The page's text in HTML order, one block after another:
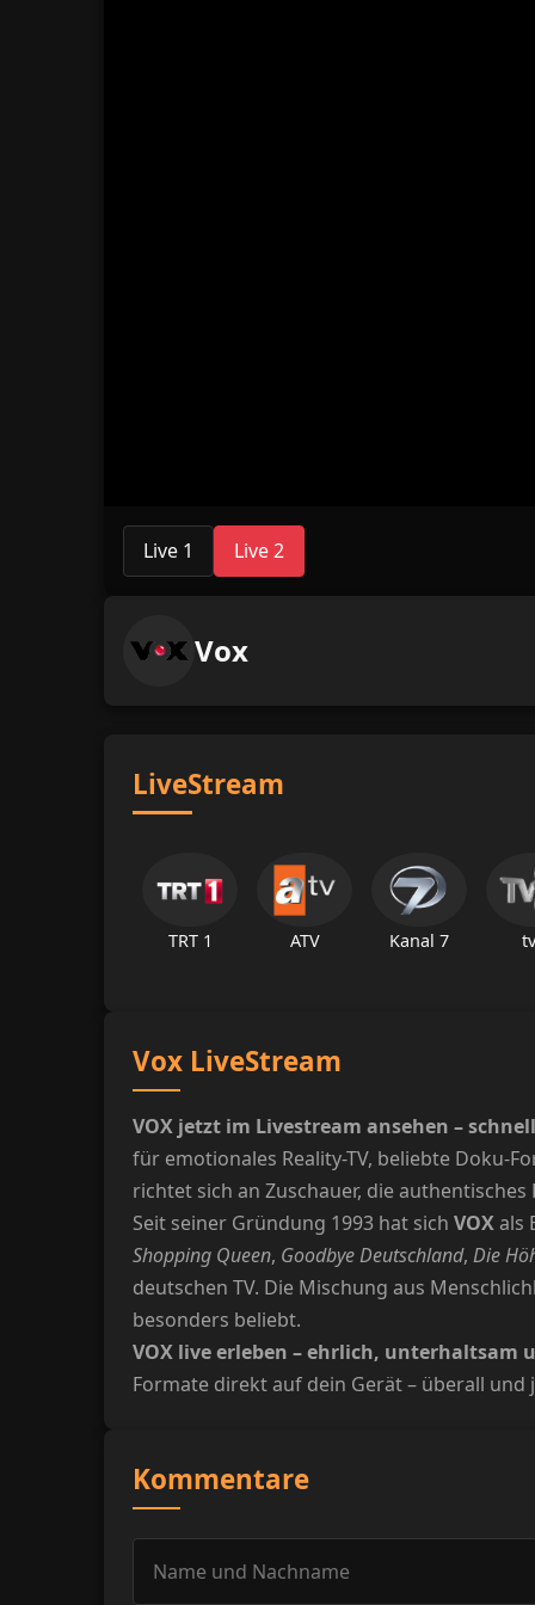
Live 1 Live 2
Vox
LiveStream
TRT 1 ATV Kanal 7
Vox LiveStream
VOX jetzt im Livestream ansehen –
für emotionales Reality-TV, beliebte Doku-
richtet sich an Zuschauer, die
Seit seiner Gründung 1993 hat sich VOXals
Shopping Queen, Goodbye Deutschland, Die
deutschen TV. Die Mischung aus
besonders beliebt.
VOX live erleben – ehrlich, unterhaltsam
Formate direkt auf dein Gerät – überall und
Kommentare